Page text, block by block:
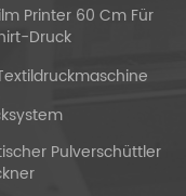
Printer 60 Cm Für
Druck
Pulverschüttler